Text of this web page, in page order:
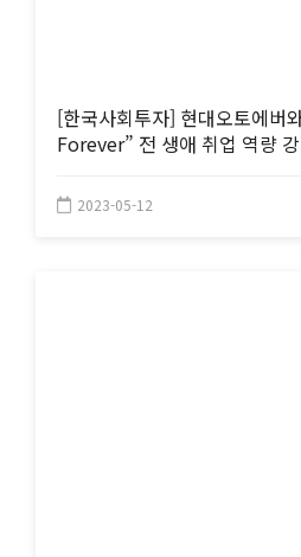
[한국사회투자] 현대오토에버
Forever” 전 생애 취업 역량
2023-05-12